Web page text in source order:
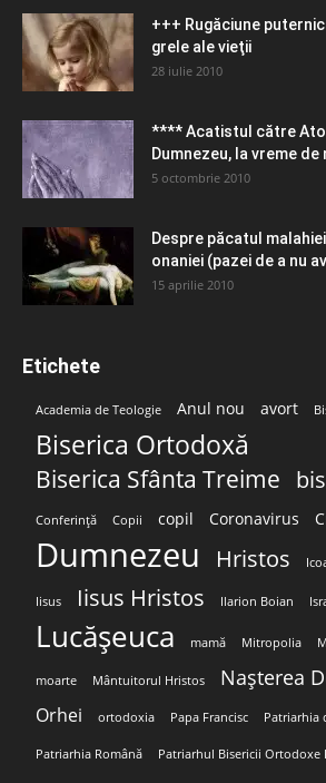
+++ Rugăciune
grele ale vieţii
28 iulie 2010
**** Acatistul către
Dumnezeu, la vreme de
5 octombrie 2010
Despre păcatul
onaniei (pazei de a nu
15 aprilie 2010
Etichete
Academia de Teologie Anul nou avort
Biserica Ortodoxă
Biserica Sfânta Treime
Conferință Copii copil Coronavirus
Dumnezeu Hristos
Iisus Iisus Hristos Ilarion Boian
Lucășeuca mamă Mitropolia
moarte Mântuitorul Hristos Nașterea
Orhei ortodoxia Papa Francisc Patriarhia
Patriarhia Română Patriarhul Bisericii Ortodoxe